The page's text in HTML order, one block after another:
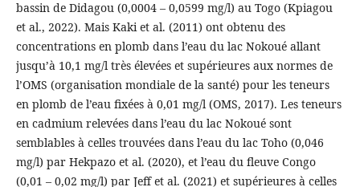
bassin de Didagou (0,0004 – 0,0599 mg/l) au Togo (Kpiagou
et al., 2022). Mais Kaki et al. (2011) ont obtenu des
concentrations en plomb dans l’eau du lac Nokoué allant
jusqu’à 10,1 mg/l très élevées et supérieures aux normes de
l’OMS (organisation mondiale de la santé) pour les teneurs
en plomb de l’eau fixées à 0,01 mg/l (OMS, 2017). Les teneurs
en cadmium relevées dans l’eau du lac Nokoué sont
semblables à celles trouvées dans l’eau du lac Toho (0,046
mg/l) par Hekpazo et al. (2020), et l’eau du fleuve Congo
(0,01 – 0,02 mg/l) par Jeff et al. (2021) et supérieures à celles